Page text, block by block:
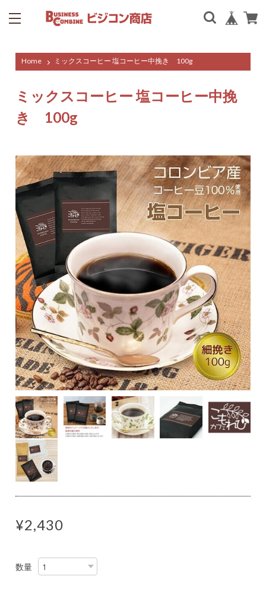
Home ミックスコーヒー 塩コーヒー中挽き 100g
ミックスコーヒー 塩コーヒー中挽
き 100g
¥2,430
数量